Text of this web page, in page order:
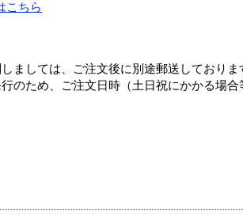
こちら
ましては、ご注文後に別途郵送しておりま
のため、ご注文日時（土日祝にかかる場